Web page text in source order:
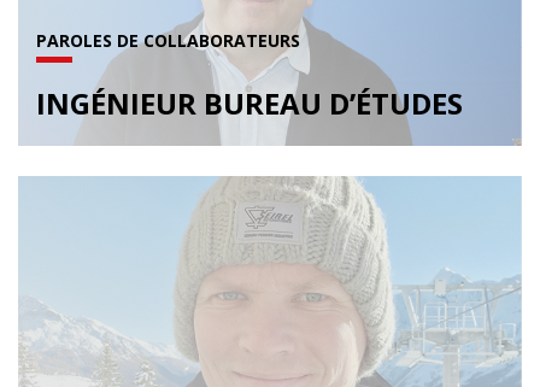
PAROLES DE COLLABORATEURS
INGÉNIEUR BUREAU D’ÉTUDES